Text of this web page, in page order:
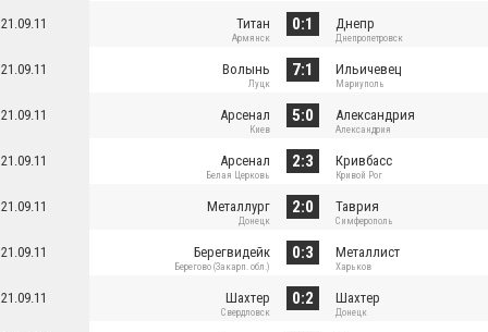
21.09.11 Титан
Армянск
0:1 Днепр
Днепропетровск
21.09.11 Волынь
Луцк
7:1 Ильичевец
Мариуполь
21.09.11 Арсенал
Киев
5:0 Александрия
Александрия
21.09.11 Арсенал
Белая Церковь
2:3 Кривбасс
Кривой Рог
21.09.11 Металлург
Донецк
2:0 Таврия
Симферополь
21.09.11 Берегвидейк
Берегово (Закарп. обл.)
0:3 Металлист
Харьков
21.09.11 Шахтер
Свердловск
0:2 Шахтер
Донецк